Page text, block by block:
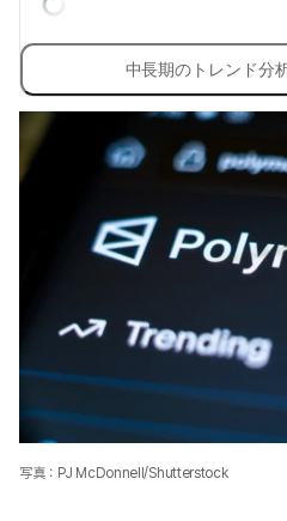
中長期のトレンド分
写真：PJ McDonnell/Shutterstock